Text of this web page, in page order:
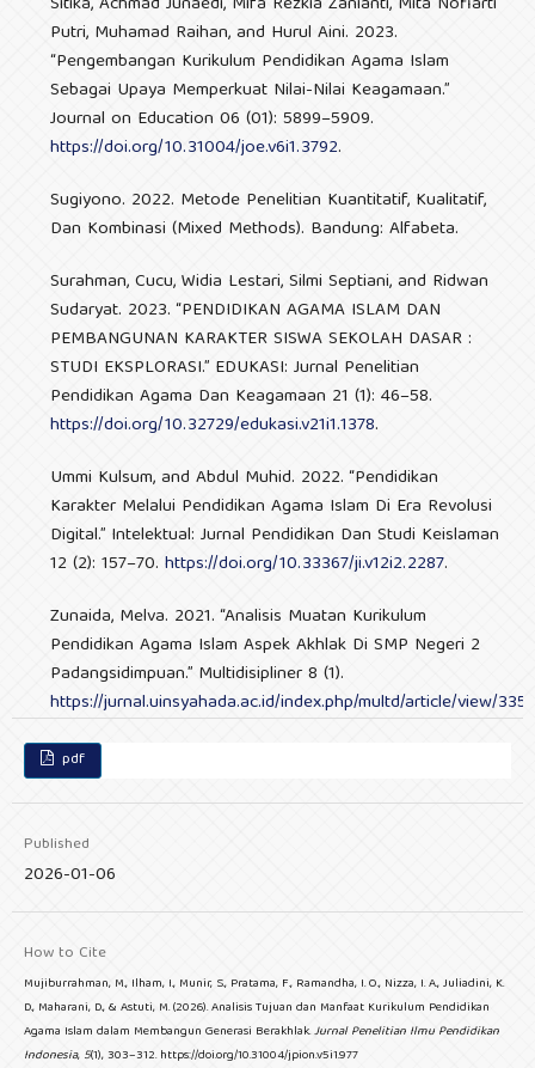
Putri, Muhamad Raihan, and Hurul Aini. 2023.
“Pengembangan Kurikulum Pendidikan Agama Islam
Sebagai Upaya Memperkuat Nilai-Nilai Keagamaan.”
Journal on Education 06 (01): 5899–5909.
https://doi.org/10.31004/joe.v6i1.3792.
Sugiyono. 2022. Metode Penelitian Kuantitatif, Kualitatif,
Dan Kombinasi (Mixed Methods). Bandung: Alfabeta.
Surahman, Cucu, Widia Lestari, Silmi Septiani, and Ridwan
Sudaryat. 2023. “PENDIDIKAN AGAMA ISLAM DAN
PEMBANGUNAN KARAKTER SISWA SEKOLAH DASAR :
STUDI EKSPLORASI.” EDUKASI: Jurnal Penelitian
Pendidikan Agama Dan Keagamaan 21 (1): 46–58.
https://doi.org/10.32729/edukasi.v21i1.1378.
Ummi Kulsum, and Abdul Muhid. 2022. “Pendidikan
Karakter Melalui Pendidikan Agama Islam Di Era Revolusi
Digital.” Intelektual: Jurnal Pendidikan Dan Studi Keislaman
12 (2): 157–70.https://doi.org/10.33367/ji.v12i2.2287.
Zunaida, Melva. 2021. “Analisis Muatan Kurikulum
Pendidikan Agama Islam Aspek Akhlak Di SMP Negeri 2
Padangsidimpuan.” Multidisipliner 8 (1).
https://jurnal.uinsyahada.ac.id/index.php/multd/article/view/
pdf
Published
2026-01-06
How to Cite
Mujiburrahman, M., Ilham, I., Munir, S., Pratama, F., Ramandha, I. O., Nizza, I. A., Juliadini, K.
D., Maharani, D., & Astuti, M. (2026). Analisis Tujuan dan Manfaat Kurikulum Pendidikan
Agama Islam dalam Membangun Generasi Berakhlak.Jurnal Penelitian Ilmu Pendidikan
Indonesia, 5(1), 303–312. https://doi.org/10.31004/jpion.v5i1.977